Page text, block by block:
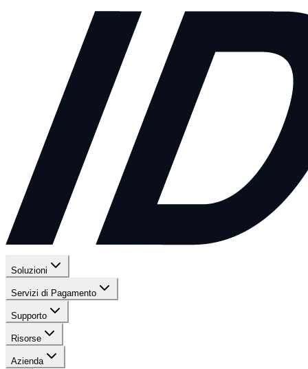
Soluzioni
Servizi di Pagamento
Supporto
Risorse
Azienda